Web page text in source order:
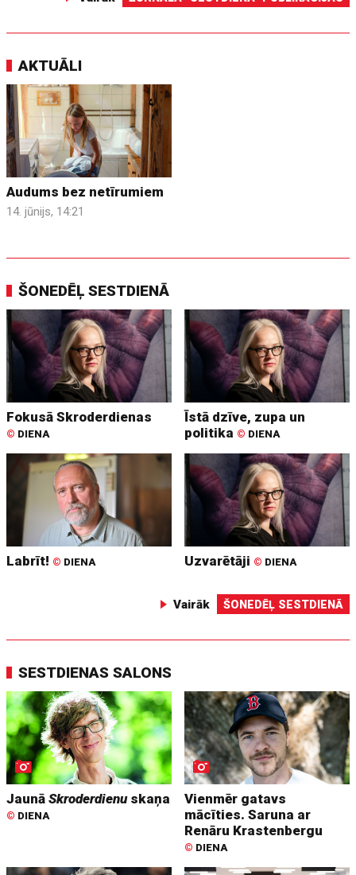
AKTUĀLI
Audums bez netīrumiem
14. jūnijs, 14:21
ŠONEDĒĻ SESTDIENĀ
Fokusā Skroderdienas
© DIENA
Īstā dzīve, zupa un
politika © DIENA
Labrīt! © DIENA Uzvarētāji © DIENA
Vairāk ŠONEDĒĻ SESTDIENĀ
SESTDIENAS SALONS
JaunāSkroderdienuskaņa
© DIENA
Vienmēr gatavs
mācīties. Saruna ar
Renāru Krastenbergu
© DIENA